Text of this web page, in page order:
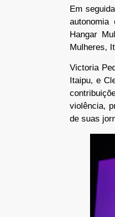
Em
Hangar
Mulheres,
Victoria
Itaipu, e
violência,
de suas